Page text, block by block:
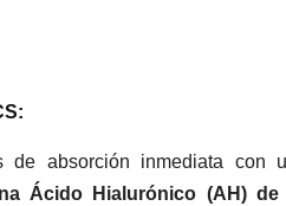
de absorción inmediata con
Ácido Hialurónico (AH) de